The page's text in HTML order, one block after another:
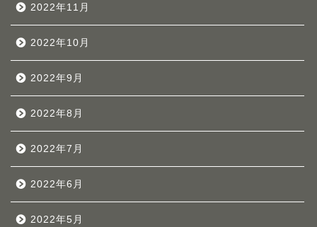
2022年11月
2022年10月
2022年9月
2022年8月
2022年7月
2022年6月
2022年5月